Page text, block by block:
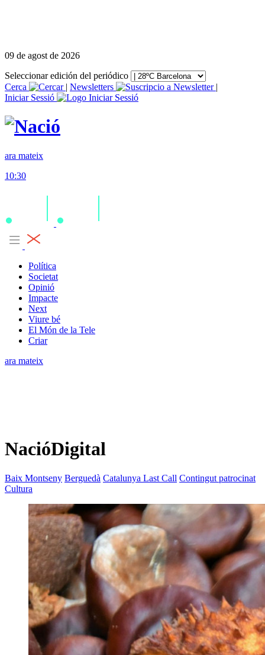
09 de agost de 2026
Seleccionar edición del periódico
Cerca
| Newsletters
|
Iniciar Sessió
ara mateix
10:30
Política
Societat
Opinió
Impacte
Next
Viure bé
El Món de la Tele
Criar
ara mateix
NacióDigital
Baix Montseny Berguedà Catalunya Last Call Contingut patrocinat
Cultura